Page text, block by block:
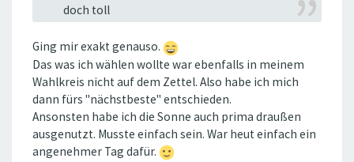
doch toll
Ging mir exakt genauso.
Das was ich wählen wollte war ebenfalls in meinem
Wahlkreis nicht auf dem Zettel. Also habe ich mich
dann fürs "nächstbeste" entschieden.
Ansonsten habe ich die Sonne auch prima draußen
ausgenutzt. Musste einfach sein. War heut einfach ein
angenehmer Tag dafür.